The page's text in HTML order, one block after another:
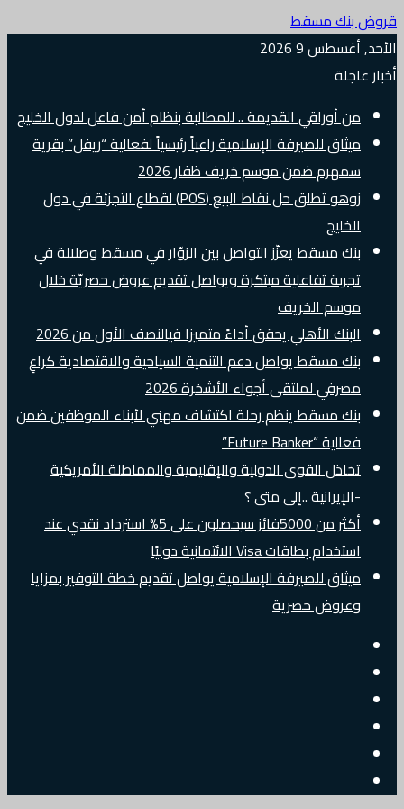
قروض بنك مسقط
الأحد, أغسطس 9 2026
أخبار عاجلة
من أوراقي القديمة .. للمطالبة بنظام أمن فاعل لدول الخليج
ميثاق للصيرفة الإسلامية راعياً رئيسياً لفعالية “ريفل” بقرية
سمهرم ضمن موسم خريف ظفار 2026
زوهو تطلق حل نقاط البيع (POS) لقطاع التجزئة في دول
الخليج
بنك مسقط يعزّز التواصل بين الزوّار في مسقط وصلالة في
تجربة تفاعلية مبتكرة ويواصل تقديم عروض حصريّة خلال
موسم الخريف
البنك الأهلي يحقق أداءً متميزا فيالنصف الأول من 2026
بنك مسقط يواصل دعم التنمية السياحية والاقتصادية كراعٍ
مصرفي لملتقى أجواء الأشخرة 2026
بنك مسقط ينظم رحلة اكتشاف مهني لأبناء الموظفين ضمن
فعالية “Future Banker”
تخاذل القوى الدولية والإقليمية والمماطلة الأمريكية
-الإيرانية ..إلى متى ؟
أكثر من 5000فائز سيحصلون على 5% استرداد نقدي عند
استخدام بطاقات Visa الائتمانية دوليًا
ميثاق للصيرفة الإسلامية يواصل تقديم خطة التوفير بمزايا
وعروض حصرية